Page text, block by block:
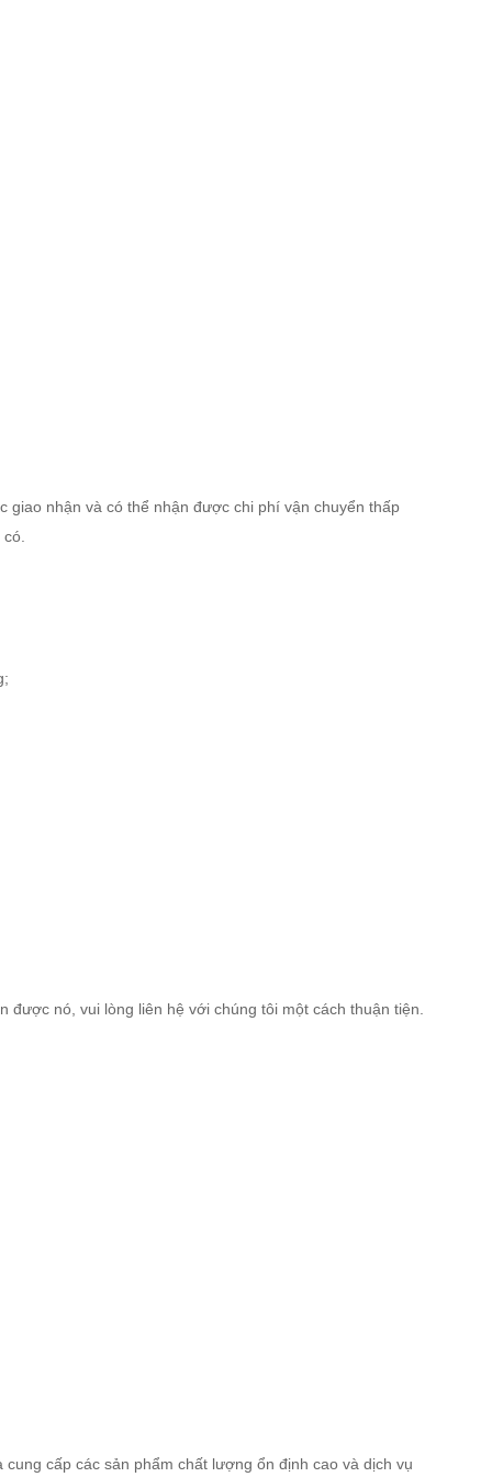
giao nhận và có thể nhận được chi phí vận chuyển thấp
nó, vui lòng liên hệ với chúng tôi một cách thuận tiện.
cấp các sản phẩm chất lượng ổn định cao và dịch vụ